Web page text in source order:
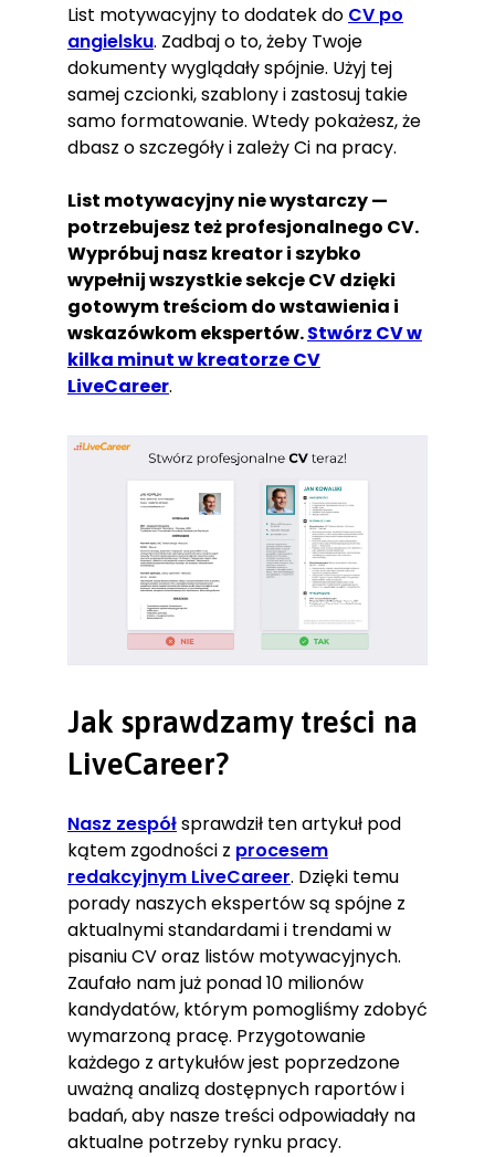
List motywacyjny to dodatek do CV po
angielsku. Zadbaj o to, żeby Twoje
dokumenty wyglądały spójnie. Użyj tej
samej czcionki, szablony i zastosuj takie
samo formatowanie. Wtedy pokażesz, że
dbasz o szczegóły i zależy Ci na pracy.
List motywacyjny nie wystarczy —
potrzebujesz też profesjonalnego CV.
Wypróbuj nasz kreator i szybko
wypełnij wszystkie sekcje CV dzięki
gotowym treściom do wstawienia i
wskazówkom ekspertów.Stwórz CV w
kilka minut w kreatorze CV
LiveCareer.
Jak sprawdzamy treści na
LiveCareer?
Nasz zespółsprawdził ten artykuł pod
kątem zgodności z procesem
redakcyjnym LiveCareer. Dzięki temu
porady naszych ekspertów są spójne z
aktualnymi standardami i trendami w
pisaniu CV oraz listów motywacyjnych.
Zaufało nam już ponad 10 milionów
kandydatów, którym pomogliśmy zdobyć
wymarzoną pracę. Przygotowanie
każdego z artykułów jest poprzedzone
uważną analizą dostępnych raportów i
badań, aby nasze treści odpowiadały na
aktualne potrzeby rynku pracy.